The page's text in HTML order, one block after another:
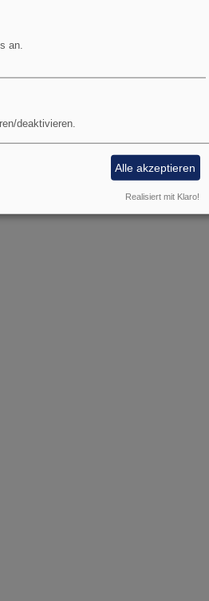
an.
deaktivieren.
Alle akzeptieren
Realisiert mit Klaro!